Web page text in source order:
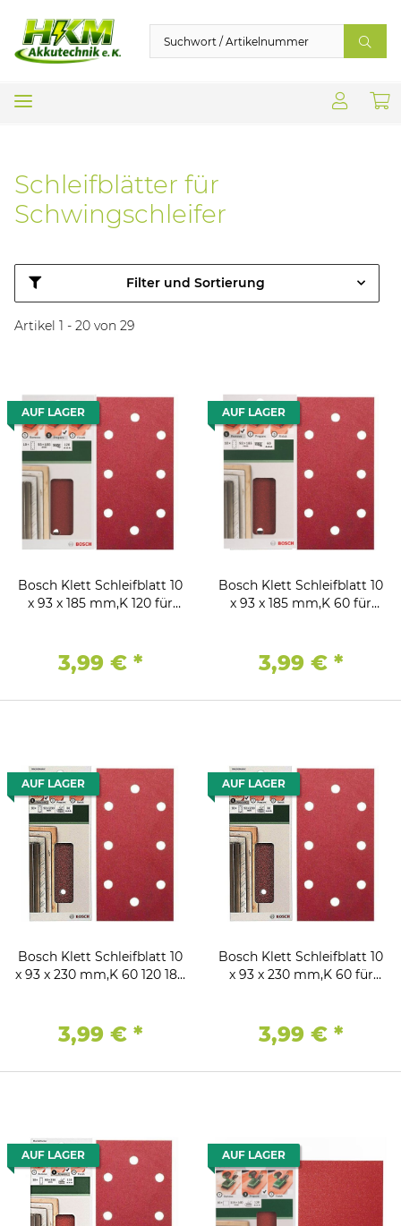
Schleifblätter für
Schwingschleifer
Filter und Sortierung
Artikel 1 - 20 von 29
AUF LAGER
Bosch Klett Schleifblatt 10
x 93 x 185 mm,K 120 für
3,99 € *
AUF LAGER
Bosch Klett Schleifblatt 10
x 93 x 185 mm,K 60 für
3,99 € *
AUF LAGER
Bosch Klett Schleifblatt 10
x 93 x 230 mm,K 60 120 180
3,99 € *
AUF LAGER
Bosch Klett Schleifblatt 10
x 93 x 230 mm,K 60 für
3,99 € *
AUF LAGER AUF LAGER